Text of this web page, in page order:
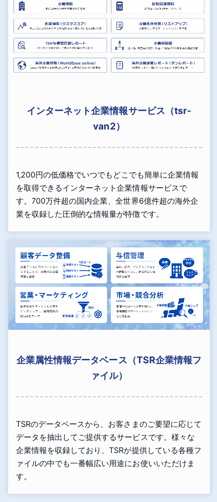
インターネット企業情報サービス（tsr-
van2）
1,200円の低価格でいつでもどこでも簡単に企業情報
を取得できるインターネット企業情報サービスで
す。700万件超の国内企業、全世界6億件超の海外企
業を収録した圧倒的な情報量が特徴です。
企業属性情報データベース（TSR企業情報フ
ァイル）
TSRのデータベースから、お客さまのご要望に応じて
データを抽出してご提供するサービスです。様々な
企業情報を収録しており、TSRが提供している各種フ
ァイルの中でも一番幅広い用途にお使いいただけま
す。